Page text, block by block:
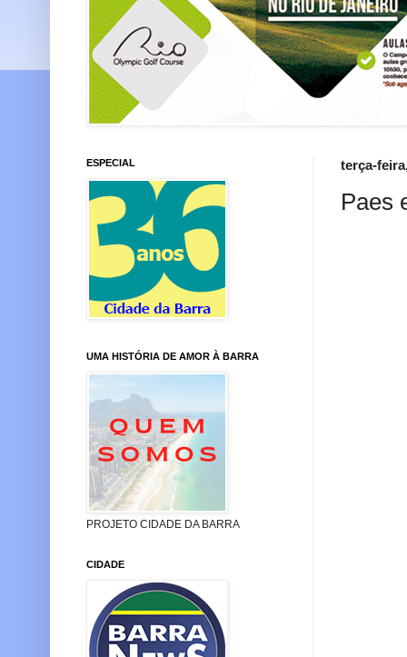
terça-
Paes
ESPECIAL
UMA HISTÓRIA DE AMOR À BARRA
PROJETO CIDADE DA BARRA
CIDADE